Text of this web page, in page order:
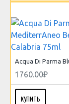
1760.00₽
КУПИТЬ